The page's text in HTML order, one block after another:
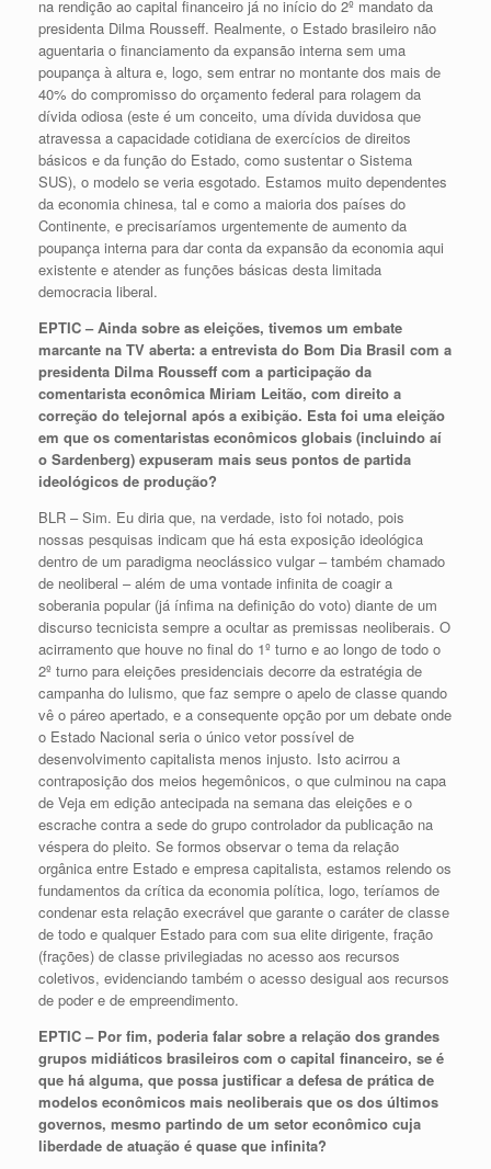
na rendição ao capital financeiro já no início do 2º mandato da
presidenta Dilma Rousseff. Realmente, o Estado brasileiro não
aguentaria o financiamento da expansão interna sem uma
poupança à altura e, logo, sem entrar no montante dos mais de
40% do compromisso do orçamento federal para rolagem da
dívida odiosa (este é um conceito, uma dívida duvidosa que
atravessa a capacidade cotidiana de exercícios de direitos
básicos e da função do Estado, como sustentar o Sistema
SUS), o modelo se veria esgotado. Estamos muito dependentes
da economia chinesa, tal e como a maioria dos países do
Continente, e precisaríamos urgentemente de aumento da
poupança interna para dar conta da expansão da economia aqui
existente e atender as funções básicas desta limitada
democracia liberal.
EPTIC – Ainda sobre as eleições, tivemos um embate
marcante na TV aberta: a entrevista do Bom Dia Brasil com a
presidenta Dilma Rousseff com a participação da
comentarista econômica Miriam Leitão, com direito a
correção do telejornal após a exibição. Esta foi uma eleição
em que os comentaristas econômicos globais (incluindo aí
o Sardenberg) expuseram mais seus pontos de partida
ideológicos de produção?
BLR – Sim. Eu diria que, na verdade, isto foi notado, pois
nossas pesquisas indicam que há esta exposição ideológica
dentro de um paradigma neoclássico vulgar – também chamado
de neoliberal – além de uma vontade infinita de coagir a
soberania popular (já ínfima na definição do voto) diante de um
discurso tecnicista sempre a ocultar as premissas neoliberais. O
acirramento que houve no final do 1º turno e ao longo de todo o
2º turno para eleições presidenciais decorre da estratégia de
campanha do lulismo, que faz sempre o apelo de classe quando
vê o páreo apertado, e a consequente opção por um debate onde
o Estado Nacional seria o único vetor possível de
desenvolvimento capitalista menos injusto. Isto acirrou a
contraposição dos meios hegemônicos, o que culminou na capa
de Veja em edição antecipada na semana das eleições e o
escrache contra a sede do grupo controlador da publicação na
véspera do pleito. Se formos observar o tema da relação
orgânica entre Estado e empresa capitalista, estamos relendo os
fundamentos da crítica da economia política, logo, teríamos de
condenar esta relação execrável que garante o caráter de classe
de todo e qualquer Estado para com sua elite dirigente, fração
(frações) de classe privilegiadas no acesso aos recursos
coletivos, evidenciando também o acesso desigual aos recursos
de poder e de empreendimento.
EPTIC – Por fim, poderia falar sobre a relação dos grandes
grupos midiáticos brasileiros com o capital financeiro, se é
que há alguma, que possa justificar a defesa de prática de
modelos econômicos mais neoliberais que os dos últimos
governos, mesmo partindo de um setor econômico cuja
liberdade de atuação é quase que infinita?